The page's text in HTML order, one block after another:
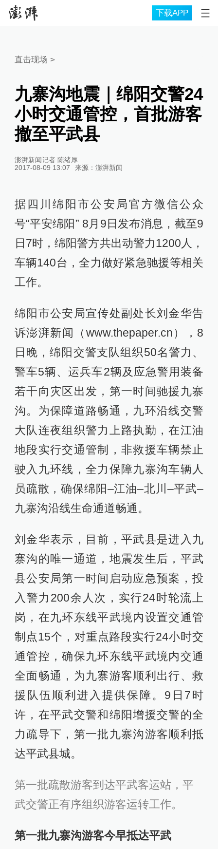
下载APP
直击现场 >
九寨沟地震｜绵阳交警24
小时交通管控，首批游客
撤至平武县
澎湃新闻记者 陈绪厚
2017-08-09 13:07
来源： 澎湃新闻
据四川绵阳市公安局官方微信公众
号“平安绵阳” 8月9日发布消息，截至9
日7时，绵阳警方共出动警力1200人，
车辆140台，全力做好紧急驰援等相关
工作。
绵阳市公安局宣传处副处长刘金华告
诉澎湃新闻（www.thepaper.cn），8
日晚，绵阳交警支队组织50名警力、
警车5辆、运兵车2辆及应急警用装备
若干向灾区出发，第一时间驰援九寨
沟。为保障道路畅通，九环沿线交警
大队连夜组织警力上路执勤，在江油
地段实行交通管制，非救援车辆禁止
驶入九环线，全力保障九寨沟车辆人
员疏散，确保绵阳–江油–北川–平武–
九寨沟沿线生命通道畅通。
刘金华表示，目前，平武县是进入九
寨沟的唯一通道，地震发生后，平武
县公安局第一时间启动应急预案，投
入警力200余人次，实行24时轮流上
岗，在九环东线平武境内设置交通管
制点15个，对重点路段实行24小时交
通管控，确保九环东线平武境内交通
全面畅通，为九寨游客顺利出行、救
援队伍顺利进入提供保障。9日7时
许，在平武交警和绵阳增援交警的全
力疏导下，第一批九寨沟游客顺利抵
达平武县城。
第一批疏散游客到达平武客运站，平
武交警正有序组织游客运转工作。
第一批九寨沟游客今早抵达平武